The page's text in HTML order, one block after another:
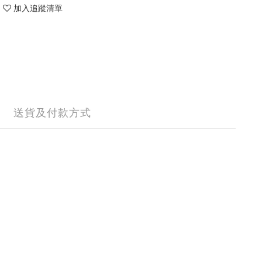
加入追蹤清單
送貨及付款方式